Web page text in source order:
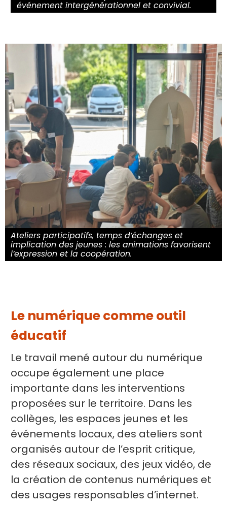
événement intergénérationnel et convivial.
Ateliers participatifs, temps d’échanges et
implication des jeunes : les animations favorisent
l’expression et la coopération.
Le numérique comme outil
éducatif
Le travail mené autour du numérique
occupe également une place
importante dans les interventions
proposées sur le territoire. Dans les
collèges, les espaces jeunes et les
événements locaux, des ateliers sont
organisés autour de l’esprit critique,
des réseaux sociaux, des jeux vidéo, de
la création de contenus numériques et
des usages responsables d’internet.